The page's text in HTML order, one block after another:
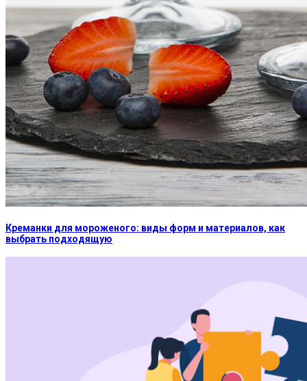
Креманки для мороженого: виды форм и материалов, как
выбрать подходящую